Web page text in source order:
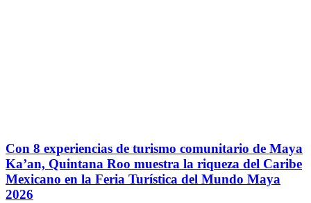
Con 8 experiencias de turismo comunitario de Maya
Ka’an, Quintana Roo muestra la riqueza del Caribe
Mexicano en la Feria Turística del Mundo Maya
2026